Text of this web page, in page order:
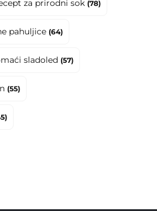
za prirodni sok(78)
pahuljice(64)
sladoled(57)
(55)